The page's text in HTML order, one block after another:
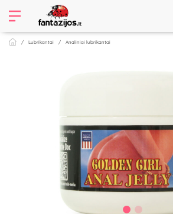
Lubrikantai Analiniai lubrikantai